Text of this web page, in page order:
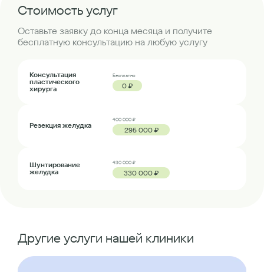
Стоимость услуг
Оставьте заявку до конца месяца и получите
бесплатную консультацию на любую услугу
Консультация
пластического
хирурга
Бесплатно
0 ₽
Резекция желудка
400 000 ₽
295 000 ₽
Шунтирование
желудка
430 000 ₽
330 000 ₽
Другие услуги нашей клиники